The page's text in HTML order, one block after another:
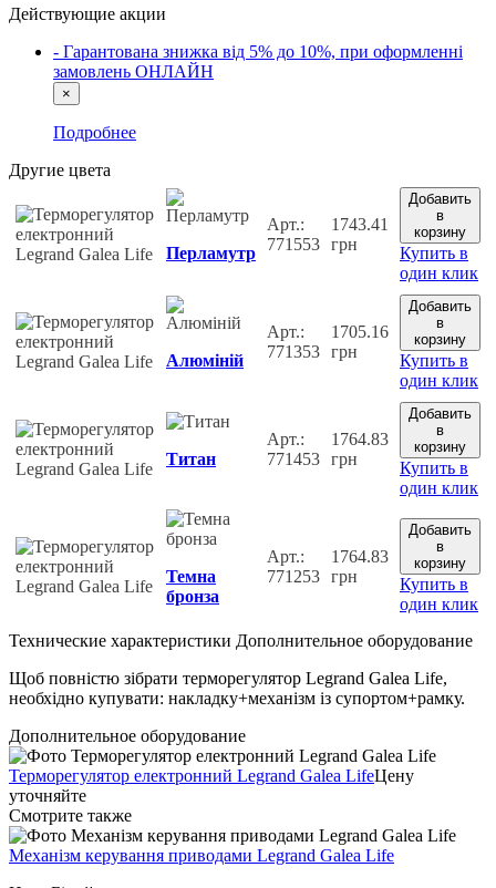
Действующие акции
- Гарантована знижка від 5% до 10%, при оформленні
замовлень ОНЛАЙН
×
Подробнее
Другие цвета
Перламутр
Арт.:
771553
1743.41
грн
Добавить
в
корзину
Купить в
один клик
Алюміній
Арт.:
771353
1705.16
грн
Добавить
в
корзину
Купить в
один клик
Титан
Арт.:
771453
1764.83
грн
Добавить
в
корзину
Купить в
один клик
Темна
бронза
Арт.:
771253
1764.83
грн
Добавить
в
корзину
Купить в
один клик
Технические характеристики Дополнительное оборудование
Щоб повністю зібрати терморегулятор Legrand Galea Life,
необхідно купувати: накладку+механізм із супортом+рамку.
Дополнительное оборудование
Терморегулятор електронний Legrand Galea LifeЦену
уточняйте
Cмотрите также
Механізм керування приводами Legrand Galea Life